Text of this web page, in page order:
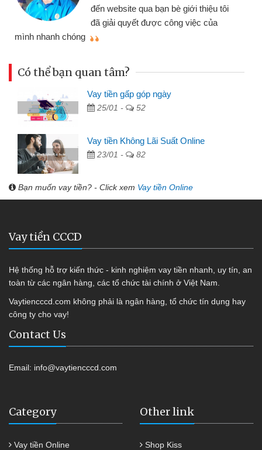
đến website qua bạn bè giới thiệu tôi
đã giải quyết được công việc của
mình nhanh chóng
Có thể bạn quan tâm?
Vay tiền gấp góp ngày
25/01 - 52
Vay tiền Không Lãi Suất Online
23/01 - 82
Bạn muốn vay tiền? - Click xem Vay tiền Online
Vay tiền CCCD
Hệ thống hỗ trợ kiến thức - kinh nghiệm vay tiền nhanh, uy tín, an
toàn từ các ngân hàng, các tổ chức tài chính ở Việt Nam.
Vaytiencccd.com không phải là ngân hàng, tổ chức tín dụng hay
công ty cho vay!
Contact Us
Email: info@vaytiencccd.com
Category
Vay tiền Online
Other link
Shop Kiss